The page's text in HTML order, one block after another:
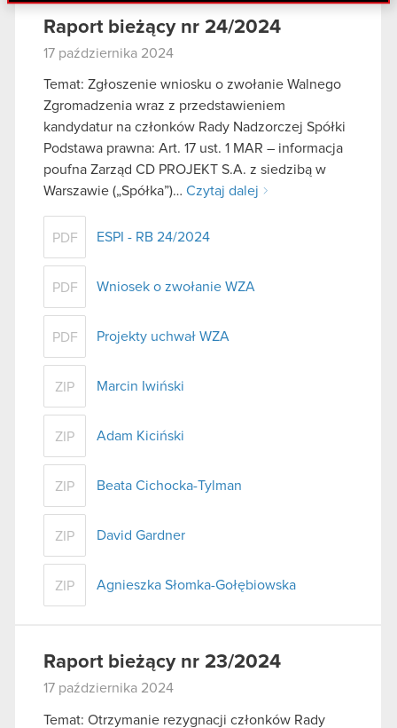
danymi otrzymanymi od Ciebie lub uzyskanymi
podczas korzystania z ich usług. Kontynuując
korzystanie z naszej witryny, zgadasz się na
Raport bieżący nr 24/2024
17 października 2024
Temat: Zgłoszenie wniosku o zwołanie Walnego
Zgromadzenia wraz z przedstawieniem
kandydatur na członków Rady Nadzorczej Spółki
Podstawa prawna: Art. 17 ust. 1 MAR – informacja
poufna Zarząd CD PROJEKT S.A. z siedzibą w
Warszawie („Spółka”)… Czytaj dalej
PDF ESPI - RB 24/2024
PDF Wniosek o zwołanie WZA
PDF Projekty uchwał WZA
ZIP Marcin Iwiński
ZIP Adam Kiciński
ZIP Beata Cichocka-Tylman
ZIP David Gardner
ZIP Agnieszka Słomka-Gołębiowska
Raport bieżący nr 23/2024
17 października 2024
Temat: Otrzymanie rezygnacji członków Rady